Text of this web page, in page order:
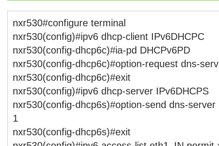
nxr530#configure terminal
nxr530(config)#ipv6 dhcp-client IPv6DHCPC
nxr530(config-dhcp6c)#ia-pd DHCPv6PD
nxr530(config-dhcp6c)#option-request dns-
nxr530(config-dhcp6c)#exit
nxr530(config)#ipv6 dhcp-server IPv6DHCPS
nxr530(config-dhcp6s)#option-send dns-
1
nxr530(config-dhcp6s)#exit